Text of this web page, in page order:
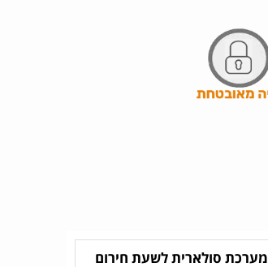
מערכת סולארית לשעת חירום